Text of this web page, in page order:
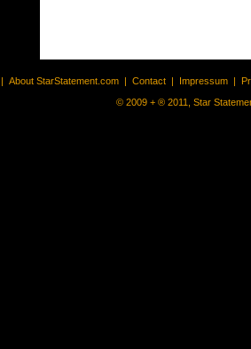
| About StarStatement.com | Contact | Impressum |
© 2009 + ® 2011, Star